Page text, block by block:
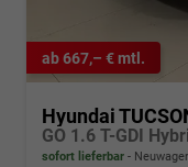
ab 667,– € mtl.
Hyundai
sofort lieferbar